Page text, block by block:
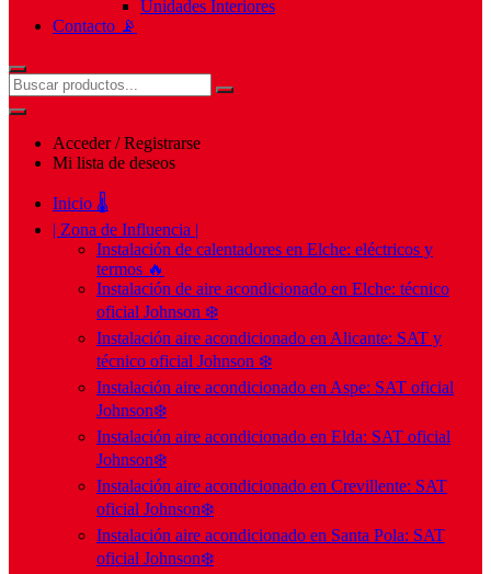
Unidades Interiores
Contacto 📡
Acceder / Registrarse
Mi lista de deseos
Inicio 🌡️
| Zona de Influencia |
Instalación de calentadores en Elche: eléctricos y
termos 🔥
Instalación de aire acondicionado en Elche: técnico
oficial Johnson ❄️
Instalación aire acondicionado en Alicante: SAT y
técnico oficial Johnson ❄️
Instalación aire acondicionado en Aspe: SAT oficial
Johnson❄️
Instalación aire acondicionado en Elda: SAT oficial
Johnson❄️
Instalación aire acondicionado en Crevillente: SAT
oficial Johnson❄️
Instalación aire acondicionado en Santa Pola: SAT
oficial Johnson❄️